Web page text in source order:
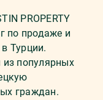
PROPERTY
по продаже и
Турции.
из популярных
граждан.